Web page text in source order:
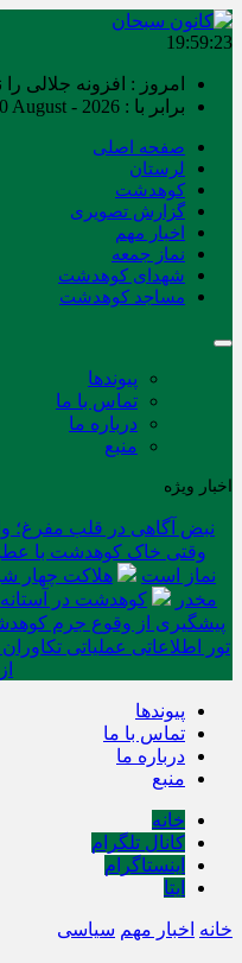
19:59:24
امروز : افزونه جلالی
برابر با : Monday - 10 August - 2026
صفحه اصلی
لرستان
کوهدشت
گزارش تصویری
اخبار مهم
نماز جمعه
شهدای کوهدشت
مساجد کوهدشت
پیوندها
تماس با ما
درباره ما
منبع
اخبار ویژه
نبض آگاهی در قلب مفرغ؛
وقتی خاک کوهدشت با عطر
نماز است
مخدر
کوهدشت در
پیشگیری از وقوع جرم
تور اطلاعاتی عملیاتی
پیوندها
تماس با ما
درباره ما
منبع
خانه
کانال تلگرام
اینستاگرام
ایتا
خانه اخبار مهم سیاسی